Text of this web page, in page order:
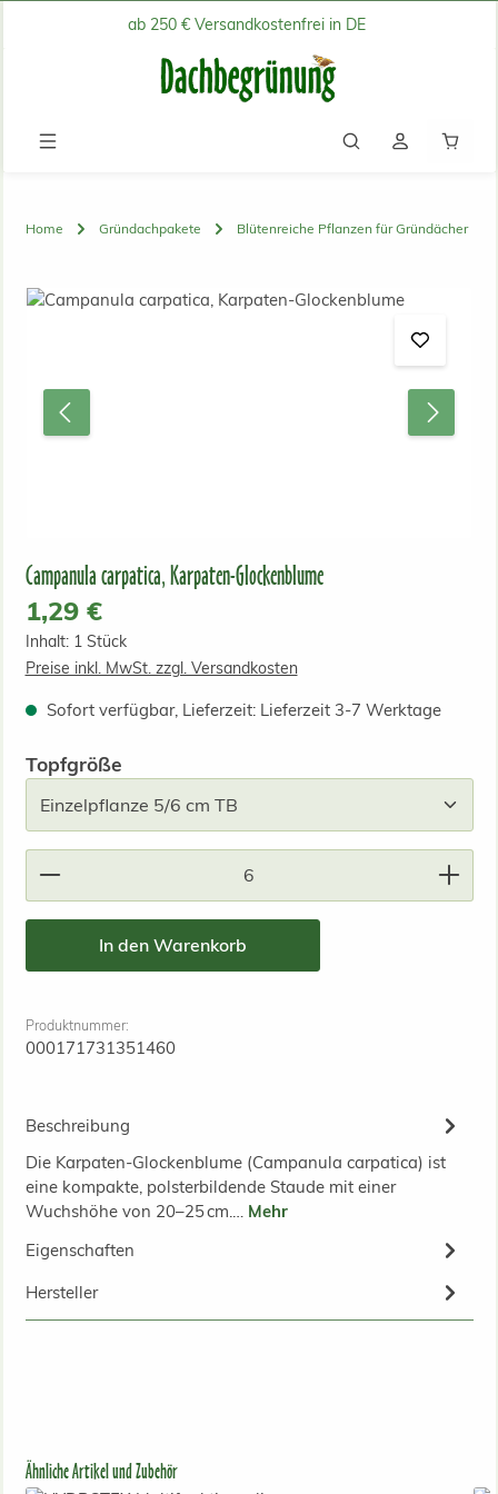
Zum Hauptinhalt springenab 250 € Versandkostenfrei in DE
Home Gründachpakete Blütenreiche Pflanzen für Gründächer
Bildergalerie überspringen
Campanula carpatica, Karpaten-Glockenblume
Regulärer Preis:
1,29 €
Inhalt: 1 Stück
Preise inkl. MwSt. zzgl. Versandkosten
Sofort verfügbar, Lieferzeit: Lieferzeit 3-7 Werktage
Topfgrößeauswählen
Produkt Anzahl: Gib den gewünschten Wert ein
In den Warenkorb
Produktnummer:
000171731351460
Beschreibung
Die Karpaten-Glockenblume (Campanula carpatica) ist
eine kompakte, polsterbildende Staude mit einer
Wuchshöhe von 20–25 cm.… Mehr
Eigenschaften
Hersteller
Produktgalerie überspringen
Ähnliche Artikel und Zubehör